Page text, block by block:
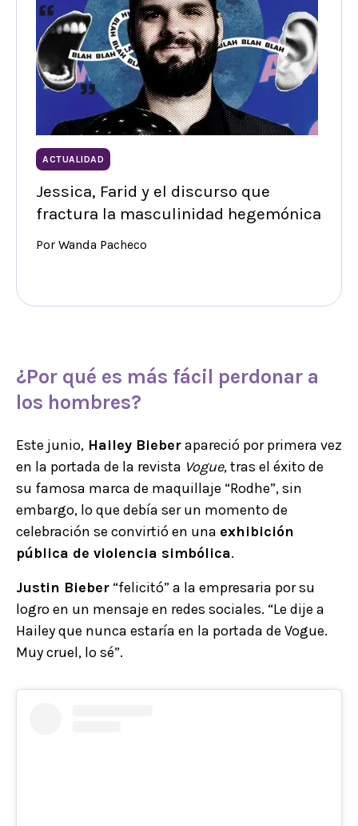
ACTUALIDAD
Jessica, Farid y el discurso que
fractura la masculinidad hegemónica
Por Wanda Pacheco
¿Por qué es más fácil perdonar a
los hombres?
Este junio, Hailey Bieberapareció por primera vez
en la portada de la revista Vogue, tras el éxito de
su famosa marca de maquillaje “Rodhe”, sin
embargo, lo que debía ser un momento de
celebración se convirtió en una exhibición
pública de violencia simbólica.
Justin Bieber “felicitó” a la empresaria por su
logro en un mensaje en redes sociales. “Le dije a
Hailey que nunca estaría en la portada de Vogue.
Muy cruel, lo sé”.